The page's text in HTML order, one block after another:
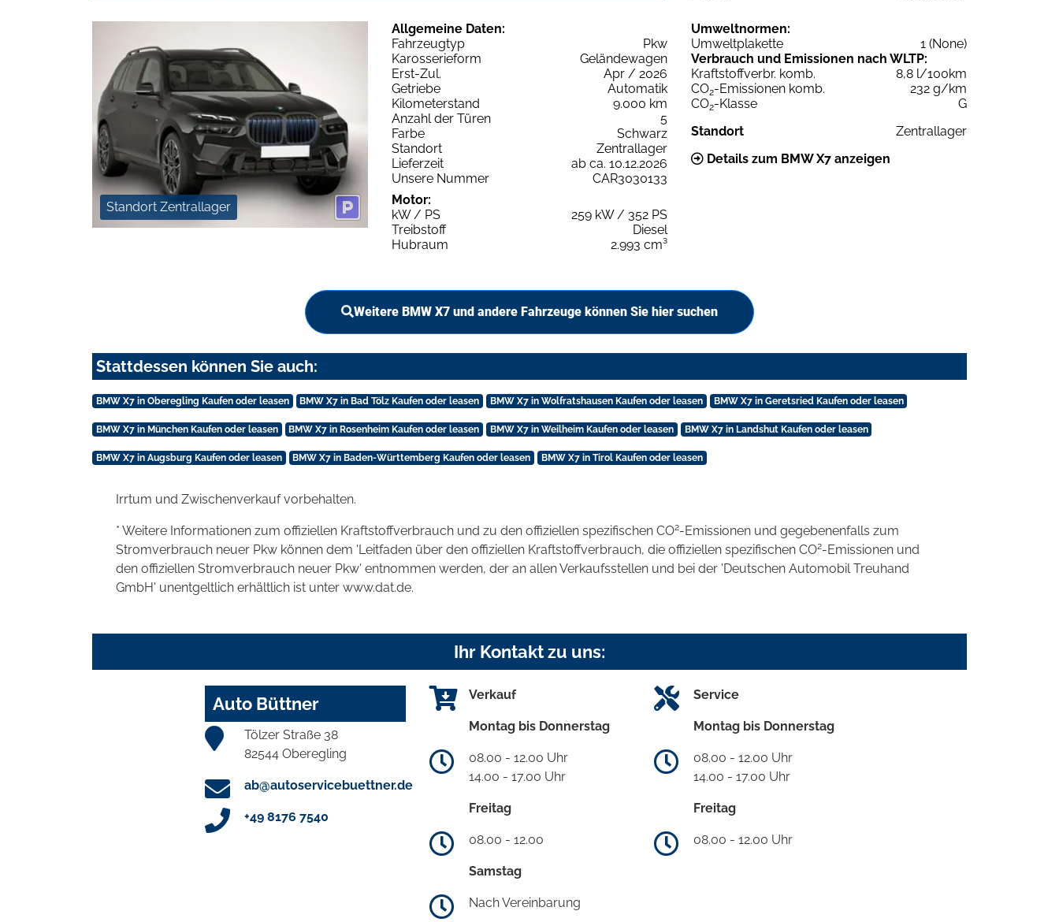
Standort Zentrallager
Allgemeine Daten:
Fahrzeugtyp
Pkw
Karosserieform
Geländewagen
Erst-Zul.
Apr / 2026
Getriebe
Automatik
Kilometerstand
9.000 km
Anzahl der Türen
5
Farbe
Schwarz
Standort
Zentrallager
Lieferzeit
ab ca. 10.12.2026
Unsere Nummer
CAR3030133
Motor:
kW / PS
259 kW / 352 PS
Treibstoff
Diesel
Hubraum
2.993 cm³
Umweltnormen:
Umweltplakette
1 (None)
Verbrauch und Emissionen nach WLTP:
Kraftstoffverbr. komb.
8,8 l/100km
CO2-Emissionen komb.
232 g/km
CO2-Klasse
G
Standort
Zentrallager
Details zum BMW X7 anzeigen
Weitere BMW X7 und andere Fahrzeuge können Sie hier suchen
Stattdessen können Sie auch:
BMW X7 in Oberegling Kaufen oder leasen BMW X7 in Bad Tölz Kaufen oder leasen BMW X7 in Wolfratshausen Kaufen oder leasen BMW X7 in Geretsried Kaufen oder leasen
BMW X7 in München Kaufen oder leasen BMW X7 in Rosenheim Kaufen oder leasen BMW X7 in Weilheim Kaufen oder leasen BMW X7 in Landshut Kaufen oder leasen
BMW X7 in Augsburg Kaufen oder leasen BMW X7 in Baden-Württemberg Kaufen oder leasen BMW X7 in Tirol Kaufen oder leasen
Irrtum und Zwischenverkauf vorbehalten.
* Weitere Informationen zum offiziellen Kraftstoffverbrauch und zu den offiziellen spezifischen CO2-Emissionen und gegebenenfalls zum
Stromverbrauch neuer Pkw können dem 'Leitfaden über den offiziellen Kraftstoffverbrauch, die offiziellen spezifischen CO2-Emissionen und
den offiziellen Stromverbrauch neuer Pkw' entnommen werden, der an allen Verkaufsstellen und bei der 'Deutschen Automobil Treuhand
GmbH' unentgeltlich erhältlich ist unter www.dat.de.
Ihr Kontakt zu uns:
Auto Büttner
Tölzer Straße 38
82544 Oberegling
ab@autoservicebuettner.de
+49 8176 7540
Verkauf
Montag bis Donnerstag
08.00 - 12.00 Uhr
14.00 - 17.00 Uhr
Freitag
08.00 - 12.00
Samstag
Nach Vereinbarung
Service
Montag bis Donnerstag
08.00 - 12.00 Uhr
14.00 - 17.00 Uhr
Freitag
08.00 - 12.00 Uhr